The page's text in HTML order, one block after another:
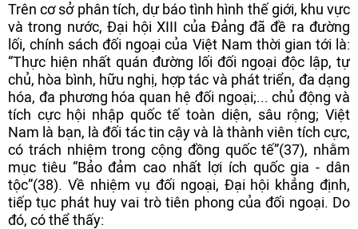
Trên cơ sở phân tích, dự báo tình hình thế giới, khu vực
và trong nước, Đại hội XIII của Đảng đã đề ra đường
lối, chính sách đối ngoại của Việt Nam thời gian tới là:
“Thực hiện nhất quán đường lối đối ngoại độc lập, tự
chủ, hòa bình, hữu nghị, hợp tác và phát triển, đa dạng
hóa, đa phương hóa quan hệ đối ngoại;... chủ động và
tích cực hội nhập quốc tế toàn diện, sâu rộng; Việt
Nam là bạn, là đối tác tin cậy và là thành viên tích cực,
có trách nhiệm trong cộng đồng quốc tế”(37), nhằm
mục tiêu “Bảo đảm cao nhất lợi ích quốc gia - dân
tộc”(38). Về nhiệm vụ đối ngoại, Đại hội khẳng định,
tiếp tục phát huy vai trò tiên phong của đối ngoại. Do
đó, có thể thấy: